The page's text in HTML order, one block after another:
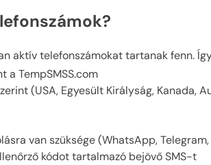
aktív telefonszámokat tartanak fenn.
a TempSMSS.com
(USA, Egyesült Királyság, Kanada,
van szüksége (WhatsApp,
kódot tartalmazó bejövő SMS-t